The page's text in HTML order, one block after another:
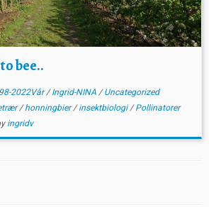
bee..
2022Vår/Ingrid-NINA /Uncategorized
/honningbier/insektbiologi/Pollinatorer
ingridv